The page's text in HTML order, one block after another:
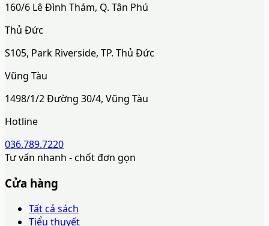
160/6 Lê Đình Thám, Q. Tân Phú
Thủ Đức
S105, Park Riverside, TP. Thủ Đức
Vũng Tàu
1498/1/2 Đường 30/4, Vũng Tàu
Hotline
036.789.7220
Tư vấn nhanh - chốt đơn gọn
Cửa hàng
Tất cả sách
Tiểu thuyết